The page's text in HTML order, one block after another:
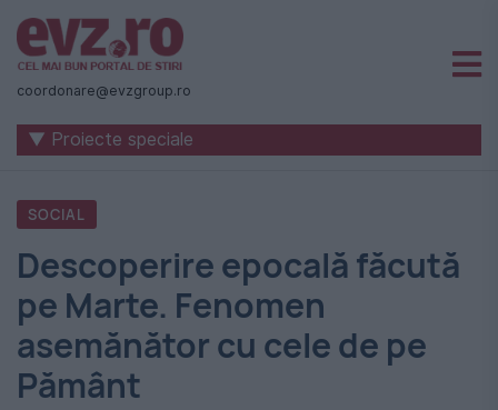
Știri
naționale
internaționale
România
-
Evenimentul
Zilei
coordonare@evzgroup.ro
▼ Proiecte speciale
SOCIAL
Descoperire epocală făcută
pe Marte. Fenomen
asemănător cu cele de pe
Pământ